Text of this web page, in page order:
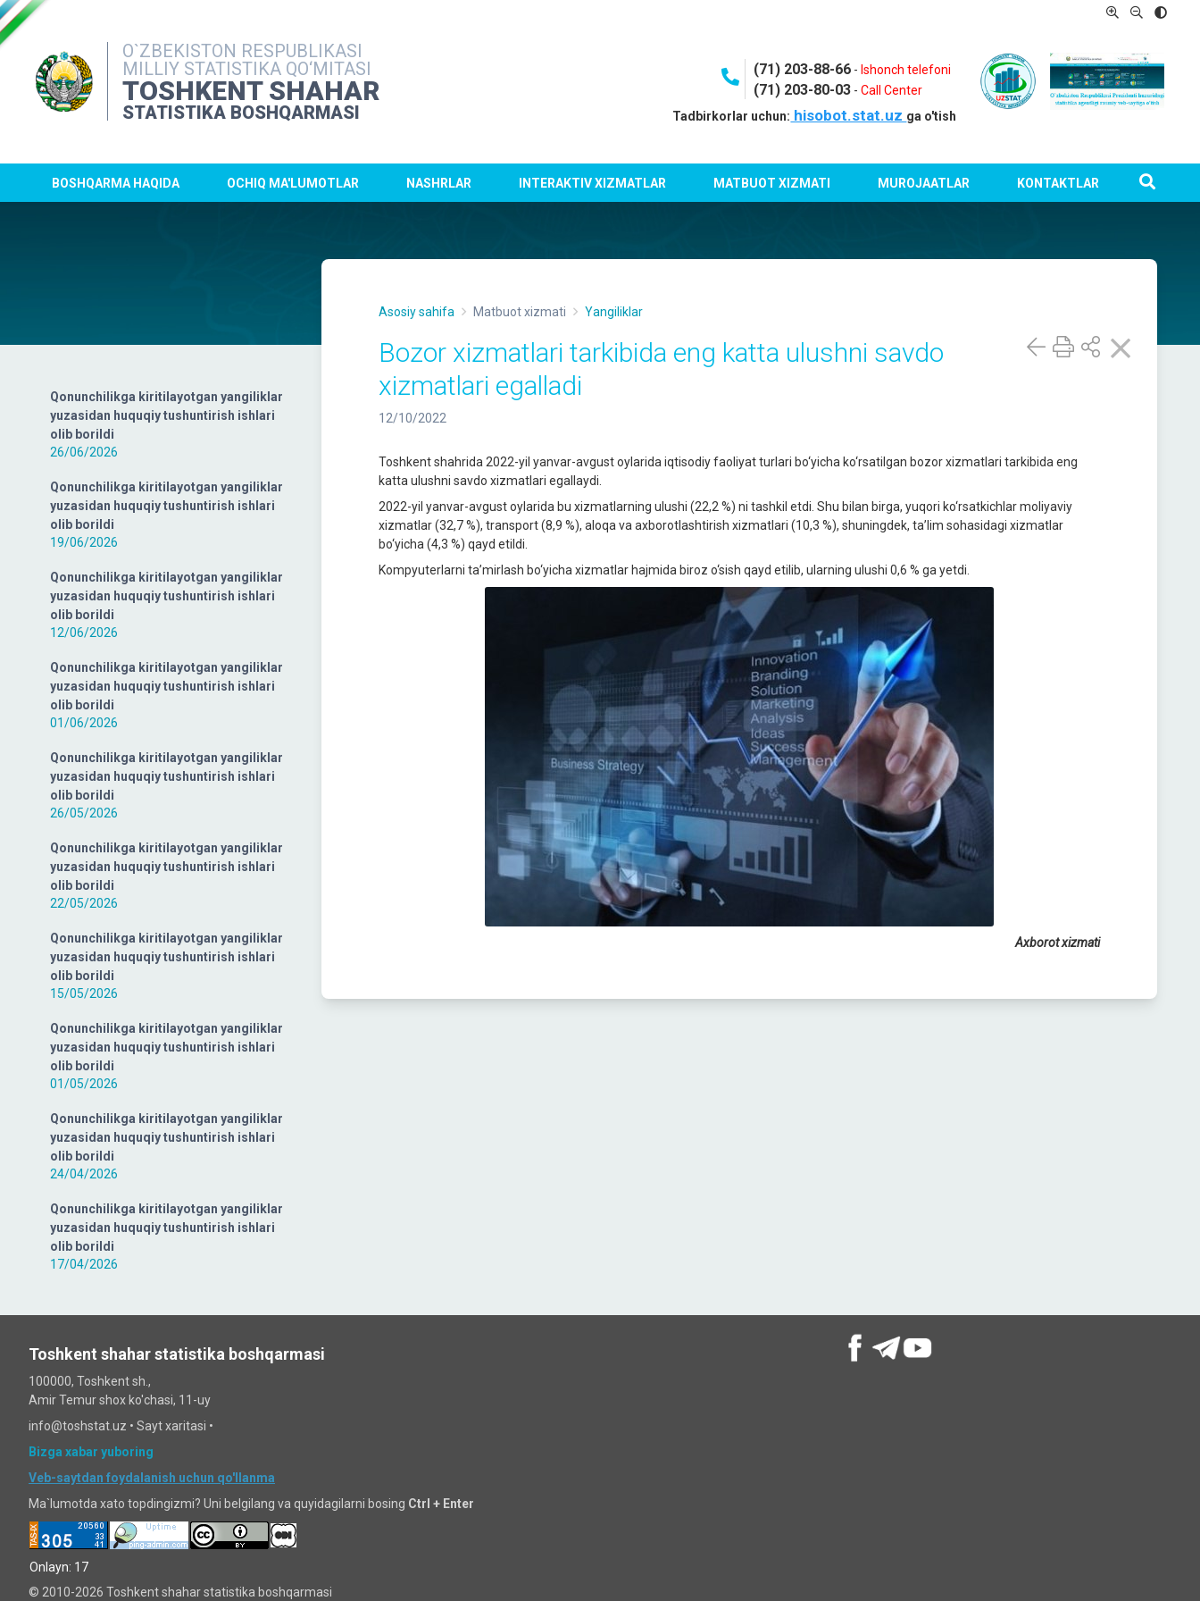
O`ZBEKISTON RESPUBLIKASI
MILLIY STATISTIKA QO‘MITASI
TOSHKENT SHAHAR
STATISTIKA BOSHQARMASI
(71) 203-88-66 - Ishonch telefoni
(71) 203-80-03 -Call Center
Tadbirkorlar uchun: hisobot.stat.uz ga o'tish
BOSHQARMA HAQIDA OCHIQ MA'LUMOTLAR NASHRLAR INTERAKTIV XIZMATLAR MATBUOT XIZMATI MUROJAATLAR KONTAKTLAR
Qonunchilikga kiritilayotgan yangiliklar
yuzasidan huquqiy tushuntirish ishlari
olib borildi
26/06/2026
Qonunchilikga kiritilayotgan yangiliklar
yuzasidan huquqiy tushuntirish ishlari
olib borildi
19/06/2026
Qonunchilikga kiritilayotgan yangiliklar
yuzasidan huquqiy tushuntirish ishlari
olib borildi
12/06/2026
Qonunchilikga kiritilayotgan yangiliklar
yuzasidan huquqiy tushuntirish ishlari
olib borildi
01/06/2026
Qonunchilikga kiritilayotgan yangiliklar
yuzasidan huquqiy tushuntirish ishlari
olib borildi
26/05/2026
Qonunchilikga kiritilayotgan yangiliklar
yuzasidan huquqiy tushuntirish ishlari
olib borildi
22/05/2026
Qonunchilikga kiritilayotgan yangiliklar
yuzasidan huquqiy tushuntirish ishlari
olib borildi
15/05/2026
Qonunchilikga kiritilayotgan yangiliklar
yuzasidan huquqiy tushuntirish ishlari
olib borildi
01/05/2026
Qonunchilikga kiritilayotgan yangiliklar
yuzasidan huquqiy tushuntirish ishlari
olib borildi
24/04/2026
Qonunchilikga kiritilayotgan yangiliklar
yuzasidan huquqiy tushuntirish ishlari
olib borildi
17/04/2026
Asosiy sahifa Matbuot xizmati Yangiliklar
Bozor xizmatlari tarkibida eng katta ulushni savdo
xizmatlari egalladi
12/10/2022
Toshkent shahrida 2022-yil yanvar-avgust oylarida iqtisodiy faoliyat turlari bo‘yicha ko‘rsatilgan bozor xizmatlari tarkibida eng
katta ulushni savdo xizmatlari egallaydi.
2022-yil yanvar-avgust oylarida bu xizmatlarning ulushi (22,2 %) ni tashkil etdi. Shu bilan birga, yuqori ko‘rsatkichlar moliyaviy
xizmatlar (32,7 %), transport (8,9 %), aloqa va axborotlashtirish xizmatlari (10,3 %), shuningdek, ta’lim sohasidagi xizmatlar
bo‘yicha (4,3 %) qayd etildi.
Kompyuterlarni ta’mirlash bo‘yicha xizmatlar hajmida biroz o‘sish qayd etilib, ularning ulushi 0,6 % ga yetdi.
Axborot xizmati
Toshkent shahar statistika boshqarmasi
100000, Toshkent sh.,
Amir Temur shox ko'chasi, 11-uy
info@toshstat.uz • Sayt xaritasi •
Bizga xabar yuboring
Veb-saytdan foydalanish uchun qo'llanma
Ma`lumotda xato topdingizmi? Uni belgilang va quyidagilarni bosing Ctrl + Enter
Onlayn: 17
© 2010-2026 Toshkent shahar statistika boshqarmasi